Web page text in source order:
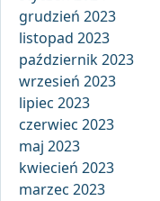
grudzień 2023
listopad 2023
październik 2023
wrzesień 2023
lipiec 2023
czerwiec 2023
maj 2023
kwiecień 2023
marzec 2023